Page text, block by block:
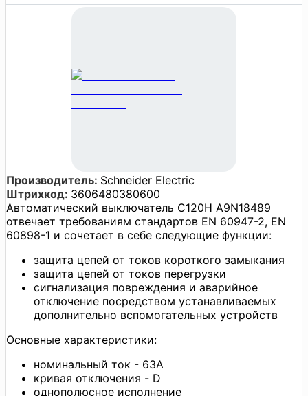
Производитель: Schneider Electric
Штрихкод: 3606480380600
Автоматический выключатель C120H A9N18489
отвечает требованиям стандартов EN 60947-2, EN
60898-1 и сочетает в себе следующие функции:
защита цепей от токов короткого замыкания
защита цепей от токов перегрузки
сигнализация повреждения и аварийное
отключение посредством устанавливаемых
дополнительно вспомогательных устройств
Основные характеристики:
номинальный ток - 63А
кривая отключения - D
однополюсное исполнение